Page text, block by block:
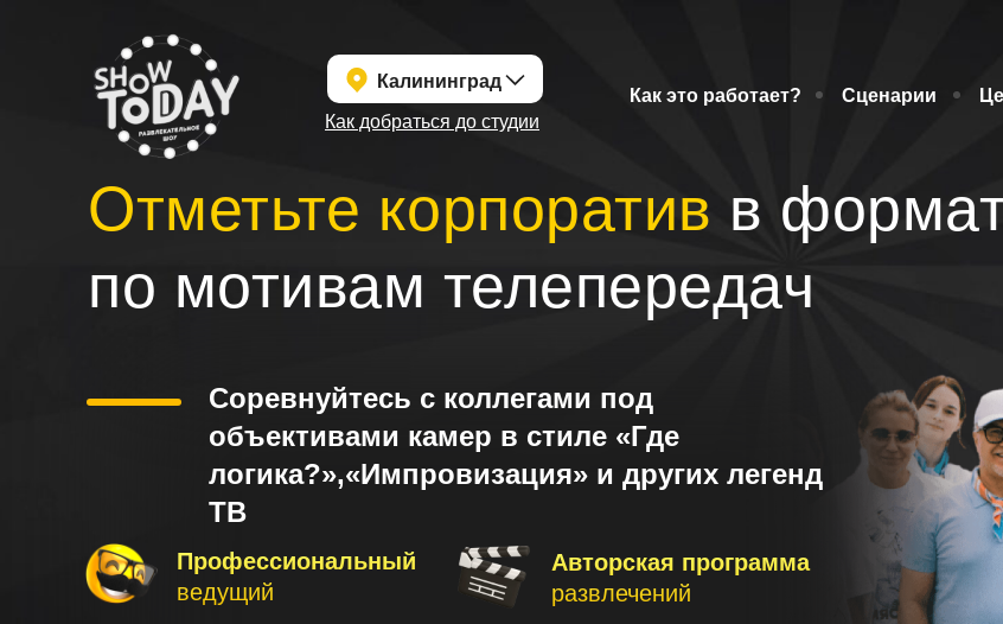
Как добраться до студии
Профессиональный
ведущий
Как добраться до студии
Калининград
Авторская программа
развлечений
Отметьте корпоратив в
по мотивам телепередач
Соревнуйтесь с коллегами под
объективами камер в стиле «Где
логика?»,«Импровизация» и других легенд
ТВ
Как это работает? Сценарии